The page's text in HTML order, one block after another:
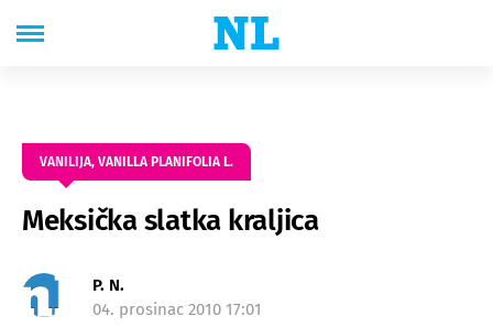
VANILIJA, VANILLA PLANIFOLIA L.
Meksička slatka kraljica
P. N.
04. prosinac 2010 17:01